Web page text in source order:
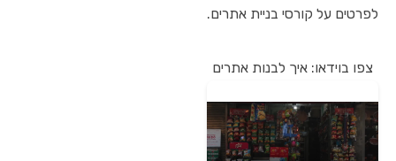
לפרטים על קורסי בניית אתרים.
צפו בוידאו: איך לבנות אתרים